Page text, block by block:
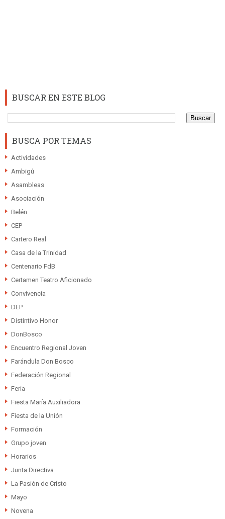
BUSCAR EN ESTE BLOG
BUSCA POR TEMAS
Actividades
Ambigú
Asambleas
Asociación
Belén
CEP
Cartero Real
Casa de la Trinidad
Centenario FdB
Certamen Teatro Aficionado
Convivencia
DEP
Distintivo Honor
DonBosco
Encuentro Regional Joven
Farándula Don Bosco
Federación Regional
Feria
Fiesta María Auxiliadora
Fiesta de la Unión
Formación
Grupo joven
Horarios
Junta Directiva
La Pasión de Cristo
Mayo
Novena